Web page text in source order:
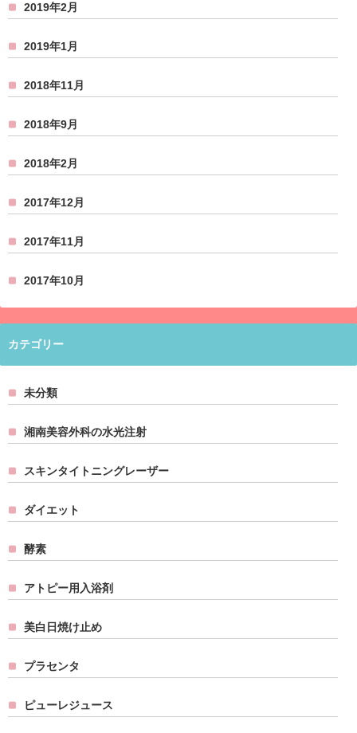
2019年2月
2019年1月
2018年11月
2018年9月
2018年2月
2017年12月
2017年11月
2017年10月
カテゴリー
未分類
湘南美容外科の水光注射
スキンタイトニングレーザー
ダイエット
酵素
アトピー用入浴剤
美白日焼け止め
プラセンタ
ピューレジュース